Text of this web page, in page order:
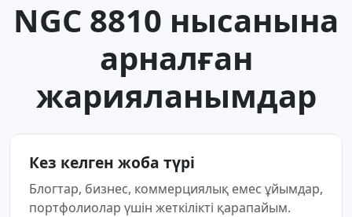
NGC 8810 нысанына
арналған
жарияланымдар
Кез келген жоба түрі
Блогтар, бизнес, коммерциялық емес ұйымдар,
портфолиолар үшін жеткілікті қарапайым.